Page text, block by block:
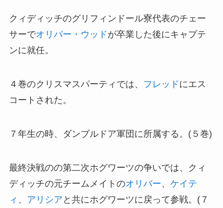
クィディッチのグリフィンドール寮代表のチェー
サーでオリバー・ウッドが卒業した後にキャプテ
ンに就任。
４巻のクリスマスパーティでは、 フレッドにエス
コートされた。
７年生の時、ダンブルドア軍団に所属する。(５巻)
最終決戦のの第二次ホグワーツの争いでは、クィ
ディッチの元チームメイトのオリバー、 ケイテ
ィ 、 アリシア と共にホグワーツに戻って参戦。(７